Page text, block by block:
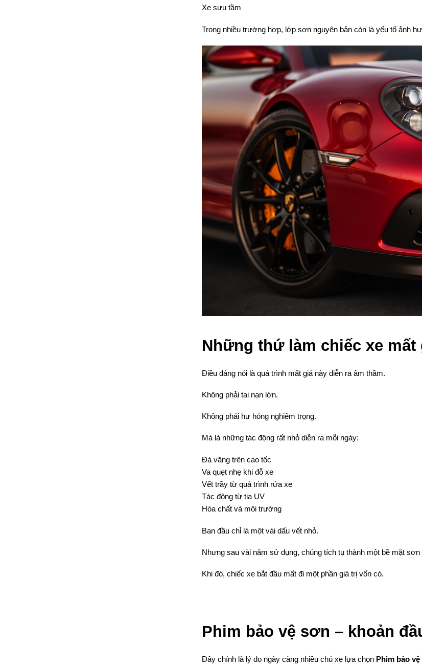
Xe sưu tầm
Trong nhiều trường hợp, lớp sơn nguyên bản còn là yếu tố ảnh
Những thứ làm chiếc xe mất
Điều đáng nói là quá trình mất giá này diễn ra âm thầm.
Không phải tai nạn lớn.
Không phải hư hỏng nghiêm trọng.
Mà là những tác động rất nhỏ diễn ra mỗi ngày:
Đá văng trên cao tốc
Va quẹt nhẹ khi đỗ xe
Vết trầy từ quá trình rửa xe
Tác động từ tia UV
Hóa chất và môi trường
Ban đầu chỉ là một vài dấu vết nhỏ.
Nhưng sau vài năm sử dụng, chúng tích tụ thành một bề mặt sơn
Khi đó, chiếc xe bắt đầu mất đi một phần giá trị vốn có.
Phim bảo vệ sơn – khoản
Đây chính là lý do ngày càng nhiều chủ xe lựa chọn Phim bảo